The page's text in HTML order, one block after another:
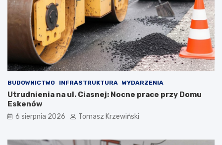
BUDOWNICTWO INFRASTRUKTURA WYDARZENIA
Utrudnienia na ul. Ciasnej: Nocne prace przy Domu
Eskenów
6 sierpnia 2026 Tomasz Krzewiński